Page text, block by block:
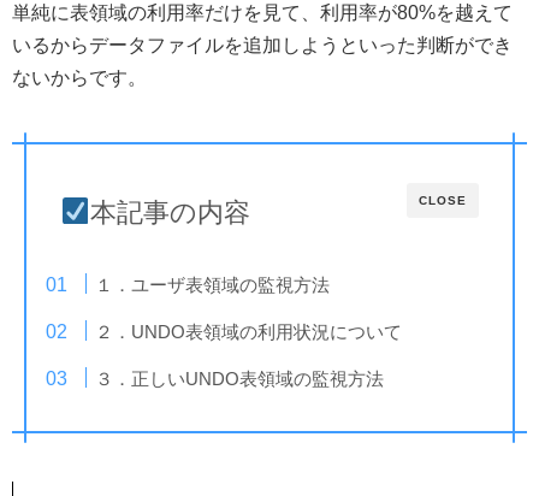
単純に表領域の利用率だけを見て、利用率が80%を越えて
いるからデータファイルを追加しようといった判断ができ
ないからです。
CLOSE
本記事の内容
１．ユーザ表領域の監視方法
２．UNDO表領域の利用状況について
３．正しいUNDO表領域の監視方法